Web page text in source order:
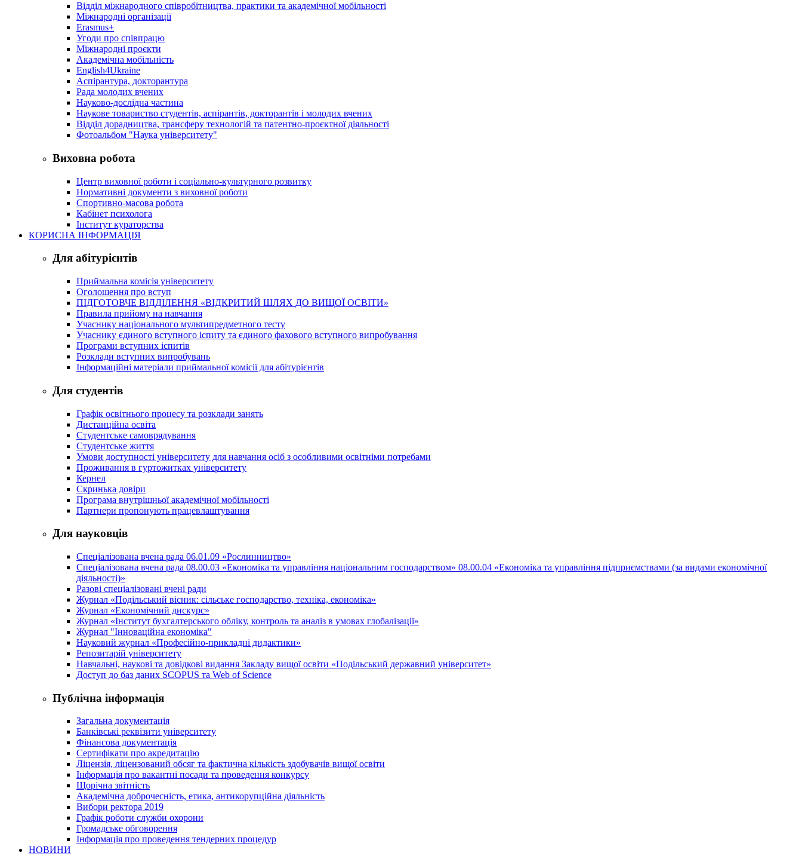
Відділ міжнародного співробітництва, практики та академічної мобільності
Міжнародні організації
Erasmus+
Угоди про співпрацю
Міжнародні проєкти
Академічна мобільність
English4Ukraine
Аспірантура, докторантура
Рада молодих вчених
Науково-дослідна частина
Наукове товариство студентів, аспірантів, докторантів і молодих вчених
Відділ дорадництва, трансферу технологій та патентно-проєктної діяльності
Фотоальбом "Наука університету"
Виховна робота
Центр виховної роботи і соціально-культурного розвитку
Нормативні документи з виховної роботи
Спортивно-масова робота
Кабінет психолога
Інститут кураторства
КОРИСНА ІНФОРМАЦІЯ
Для абітурієнтів
Приймальна комісія університету
Оголошення про вступ
ПІДГОТОВЧЕ ВІДДІЛЕННЯ «ВІДКРИТИЙ ШЛЯХ ДО ВИЩОЇ ОСВІТИ»
Правила прийому на навчання
Учаснику національного мультипредметного тесту
Учаснику єдиного вступного іспиту та єдиного фахового вступного випробування
Програми вступних іспитів
Розклади вступних випробувань
Інформаційні матеріали приймальної комісії для абітурієнтів
Для студентів
Графік освітнього процесу та розклади занять
Дистанційна освіта
Студентське самоврядування
Студентське життя
Умови доступності університету для навчання осіб з особливими освітніми потребами
Проживання в гуртожитках університету
Кернел
Скринька довіри
Програма внутрішньої академічної мобільності
Партнери пропонують працевлаштування
Для науковців
Спеціалізована вчена рада 06.01.09 «Рослинництво»
Спеціалізована вчена рада 08.00.03 «Економіка та управління національним господарством» 08.00.04 «Економіка та управління підприємствами (за видами економічної
діяльності)»
Разові спеціалізовані вчені ради
Журнал «Подільський вісник: сільське господарство, техніка, економіка»
Журнал «Економічний дискурс»
Журнал «Інститут бухгалтерського обліку, контроль та аналіз в умовах глобалізації»
Журнал "Інноваційна економіка"
Науковий журнал «Професійно-прикладні дидактики»
Репозитарій університету
Навчальні, наукові та довідкові видання Закладу вищої освіти «Подільський державний університет»
Доступ до баз даних SCOPUS та Web of Science
Публічна інформація
Загальна документація
Банківські реквізити університету
Фінансова документація
Сертифікати про акредитацію
Ліцензія, ліцензований обсяг та фактична кількість здобувачів вищої освіти
Інформація про вакантні посади та проведення конкурсу
Щорічна звітність
Академічна доброчесність, етика, антикорупційна діяльність
Вибори ректора 2019
Графік роботи служби охорони
Громадське обговорення
Інформація про проведення тендерних процедур
НОВИНИ